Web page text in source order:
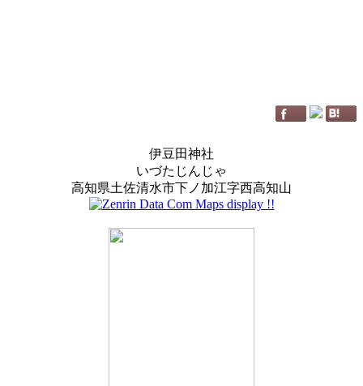
伊豆田神社
いづたじんじゃ
高知県土佐清水市下ノ加江字西高知山